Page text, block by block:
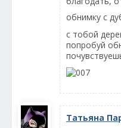
обнимку с
с тобой
попробуй
Татьяна